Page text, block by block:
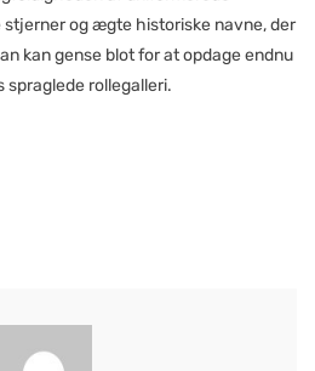
og ægte historiske navne, der
kan gense blot for at opdage endnu
spraglede rollegalleri.